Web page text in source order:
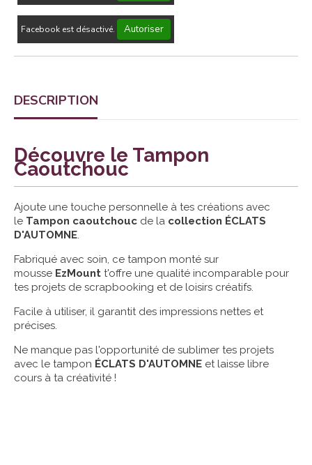
Facebook est désactivé. Autoriser
DESCRIPTION
Découvre le Tampon
Caoutchouc
Ajoute une touche personnelle à tes créations avec
le Tampon caoutchouc de la collection ÉCLATS
D'AUTOMNE.
Fabriqué avec soin, ce tampon monté sur
mousse EzMount t'offre une qualité incomparable pour
tes projets de scrapbooking et de loisirs créatifs.
Facile à utiliser, il garantit des impressions nettes et
précises.
Ne manque pas l'opportunité de sublimer tes projets
avec le tampon ÉCLATS D'AUTOMNE et laisse libre
cours à ta créativité !